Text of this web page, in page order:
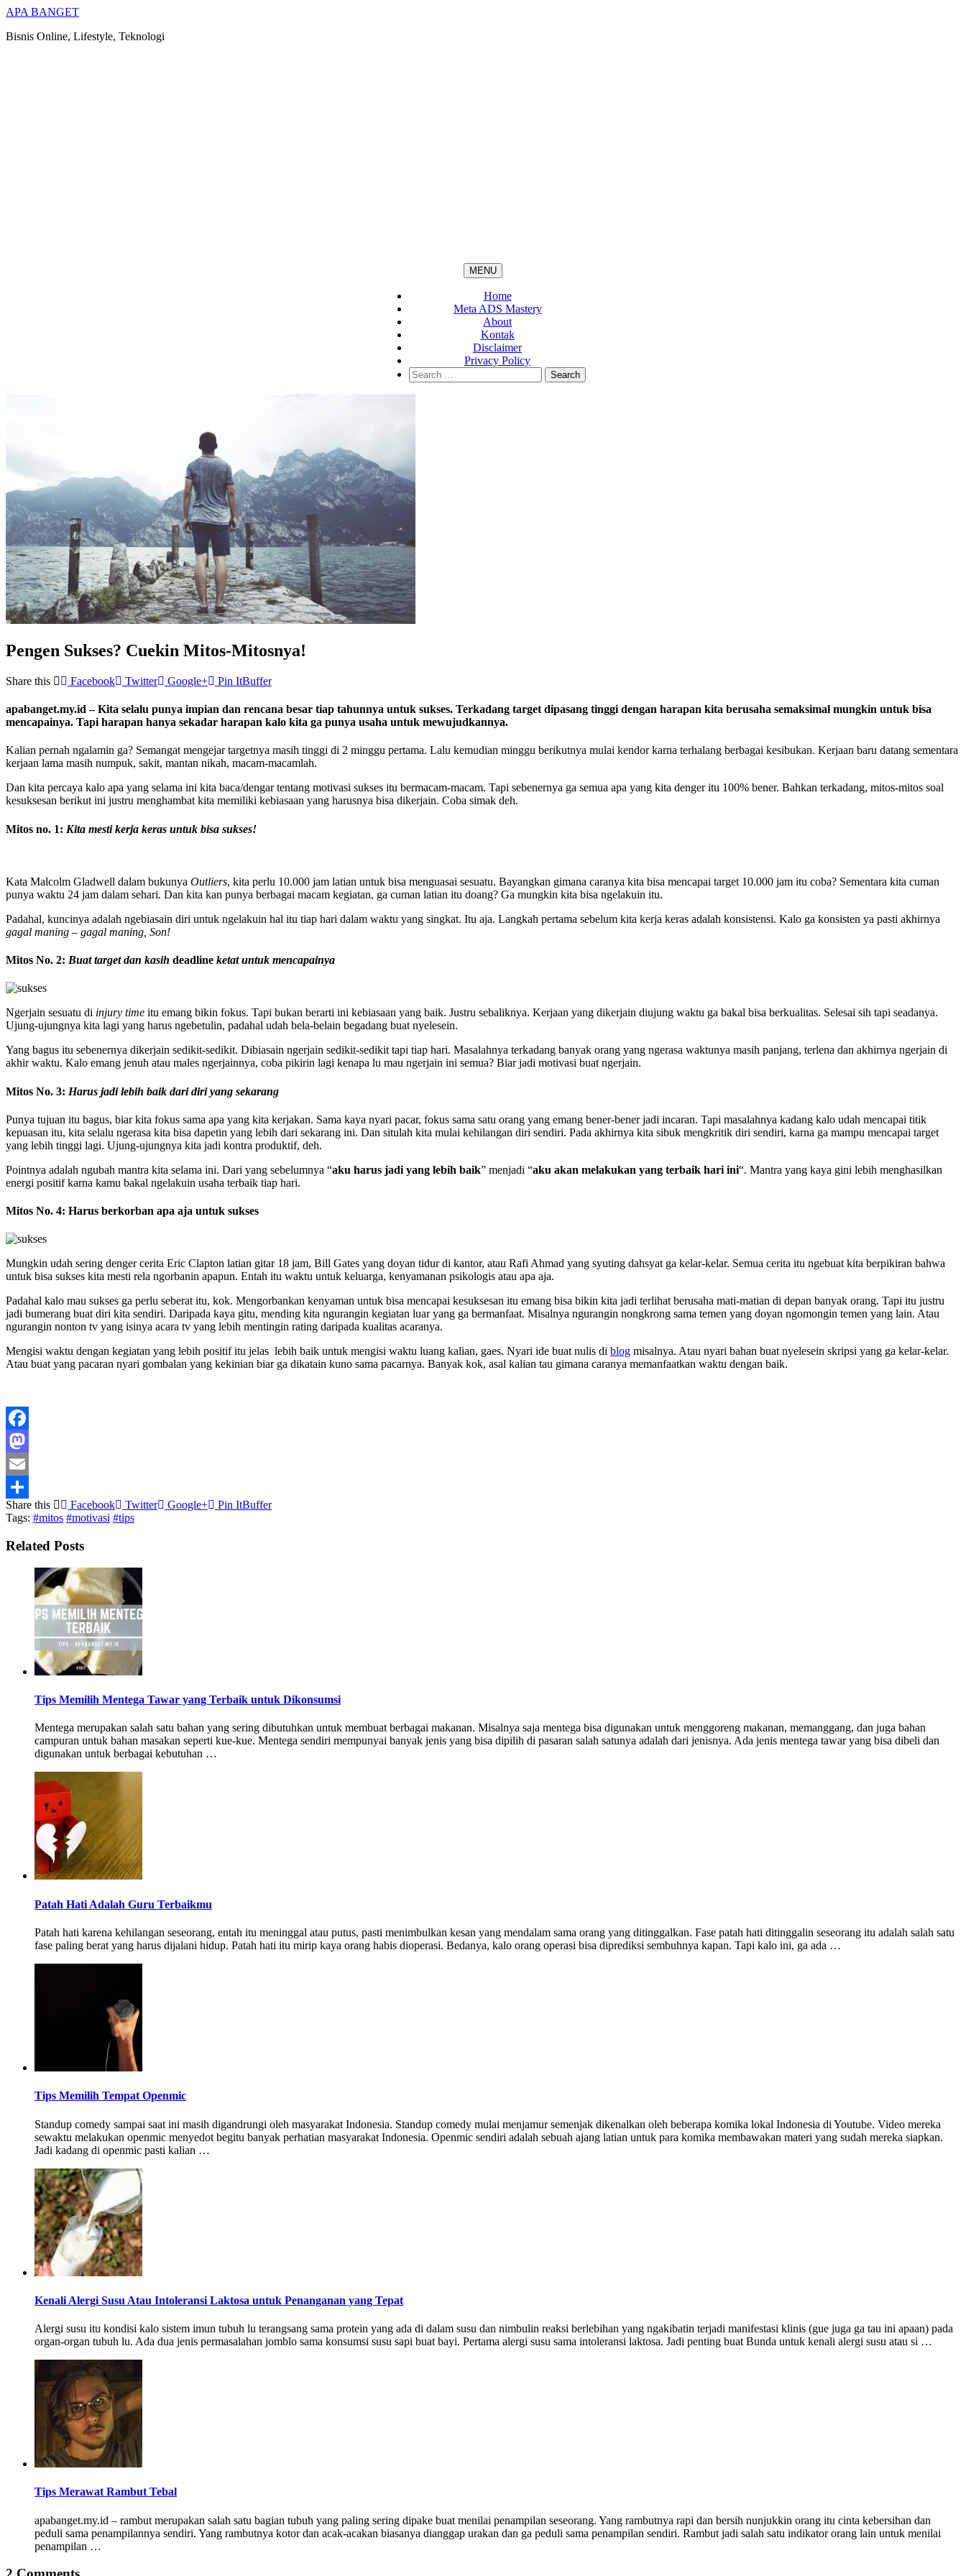
Skip
content
APA BANGET
Bisnis Online, Lifestyle, Teknologi
MENU
Home
Meta ADS Mastery
About
Kontak
Disclaimer
Privacy Policy
Search
for:
Pengen Sukses? Cuekin Mitos-Mitosnya!
Share this Facebook Twitter Google+ Pin ItBuffer
apabanget.my.id – Kita selalu punya impian dan rencana besar tiap tahunnya untuk sukses. Terkadang target dipasang tinggi dengan harapan kita berusaha semaksimal mungkin untuk bisa
mencapainya. Tapi harapan hanya sekadar harapan kalo kita ga punya usaha untuk mewujudkannya.
Kalian pernah ngalamin ga? Semangat mengejar targetnya masih tinggi di 2 minggu pertama. Lalu kemudian minggu berikutnya mulai kendor karna terhalang berbagai kesibukan. Kerjaan baru datang sementara
kerjaan lama masih numpuk, sakit, mantan nikah, macam-macamlah.
Dan kita percaya kalo apa yang selama ini kita baca/dengar tentang motivasi sukses itu bermacam-macam. Tapi sebenernya ga semua apa yang kita denger itu 100% bener. Bahkan terkadang, mitos-mitos soal
kesuksesan berikut ini justru menghambat kita memiliki kebiasaan yang harusnya bisa dikerjain. Coba simak deh.
Mitos no. 1: Kita mesti kerja keras untuk bisa sukses!
Kata Malcolm Gladwell dalam bukunya Outliers, kita perlu 10.000 jam latian untuk bisa menguasai sesuatu. Bayangkan gimana caranya kita bisa mencapai target 10.000 jam itu coba? Sementara kita cuman
punya waktu 24 jam dalam sehari. Dan kita kan punya berbagai macam kegiatan, ga cuman latian itu doang? Ga mungkin kita bisa ngelakuin itu.
Padahal, kuncinya adalah ngebiasain diri untuk ngelakuin hal itu tiap hari dalam waktu yang singkat. Itu aja. Langkah pertama sebelum kita kerja keras adalah konsistensi. Kalo ga konsisten ya pasti akhirnya
gagal maning – gagal maning, Son!
Mitos No. 2: Buat target dan kasih deadline ketat untuk mencapainya
Ngerjain sesuatu di injury time itu emang bikin fokus. Tapi bukan berarti ini kebiasaan yang baik. Justru sebaliknya. Kerjaan yang dikerjain diujung waktu ga bakal bisa berkualitas. Selesai sih tapi seadanya.
Ujung-ujungnya kita lagi yang harus ngebetulin, padahal udah bela-belain begadang buat nyelesein.
Yang bagus itu sebenernya dikerjain sedikit-sedikit. Dibiasain ngerjain sedikit-sedikit tapi tiap hari. Masalahnya terkadang banyak orang yang ngerasa waktunya masih panjang, terlena dan akhirnya ngerjain di
akhir waktu. Kalo emang jenuh atau males ngerjainnya, coba pikirin lagi kenapa lu mau ngerjain ini semua? Biar jadi motivasi buat ngerjain.
Mitos No. 3: Harus jadi lebih baik dari diri yang sekarang
Punya tujuan itu bagus, biar kita fokus sama apa yang kita kerjakan. Sama kaya nyari pacar, fokus sama satu orang yang emang bener-bener jadi incaran. Tapi masalahnya kadang kalo udah mencapai titik
kepuasan itu, kita selalu ngerasa kita bisa dapetin yang lebih dari sekarang ini. Dan situlah kita mulai kehilangan diri sendiri. Pada akhirnya kita sibuk mengkritik diri sendiri, karna ga mampu mencapai target
yang lebih tinggi lagi. Ujung-ujungnya kita jadi kontra produktif, deh.
Pointnya adalah ngubah mantra kita selama ini. Dari yang sebelumnya “aku harus jadi yang lebih baik” menjadi “aku akan melakukan yang terbaik hari ini“. Mantra yang kaya gini lebih menghasilkan
energi positif karna kamu bakal ngelakuin usaha terbaik tiap hari.
Mitos No. 4: Harus berkorban apa aja untuk sukses
Mungkin udah sering denger cerita Eric Clapton latian gitar 18 jam, Bill Gates yang doyan tidur di kantor, atau Rafi Ahmad yang syuting dahsyat ga kelar-kelar. Semua cerita itu ngebuat kita berpikiran bahwa
untuk bisa sukses kita mesti rela ngorbanin apapun. Entah itu waktu untuk keluarga, kenyamanan psikologis atau apa aja.
Padahal kalo mau sukses ga perlu seberat itu, kok. Mengorbankan kenyaman untuk bisa mencapai kesuksesan itu emang bisa bikin kita jadi terlihat berusaha mati-matian di depan banyak orang. Tapi itu justru
jadi bumerang buat diri kita sendiri. Daripada kaya gitu, mending kita ngurangin kegiatan luar yang ga bermanfaat. Misalnya ngurangin nongkrong sama temen yang doyan ngomongin temen yang lain. Atau
ngurangin nonton tv yang isinya acara tv yang lebih mentingin rating daripada kualitas acaranya.
Mengisi waktu dengan kegiatan yang lebih positif itu jelas lebih baik untuk mengisi waktu luang kalian, gaes. Nyari ide buat nulis di blog misalnya. Atau nyari bahan buat nyelesein skripsi yang ga kelar-kelar.
Atau buat yang pacaran nyari gombalan yang kekinian biar ga dikatain kuno sama pacarnya. Banyak kok, asal kalian tau gimana caranya memanfaatkan waktu dengan baik.
Facebook
Mastodon
Email
Share
Share this Facebook Twitter Google+ Pin ItBuffer
Tags: #mitos #motivasi #tips
Related Posts
Tips Memilih Mentega Tawar yang Terbaik untuk Dikonsumsi
Mentega merupakan salah satu bahan yang sering dibutuhkan untuk membuat berbagai makanan. Misalnya saja mentega bisa digunakan untuk menggoreng makanan, memanggang, dan juga bahan
campuran untuk bahan masakan seperti kue-kue. Mentega sendiri mempunyai banyak jenis yang bisa dipilih di pasaran salah satunya adalah dari jenisnya. Ada jenis mentega tawar yang bisa dibeli dan
digunakan untuk berbagai kebutuhan …
Patah Hati Adalah Guru Terbaikmu
Patah hati karena kehilangan seseorang, entah itu meninggal atau putus, pasti menimbulkan kesan yang mendalam sama orang yang ditinggalkan. Fase patah hati ditinggalin seseorang itu adalah salah satu
fase paling berat yang harus dijalani hidup. Patah hati itu mirip kaya orang habis dioperasi. Bedanya, kalo orang operasi bisa diprediksi sembuhnya kapan. Tapi kalo ini, ga ada …
Tips Memilih Tempat Openmic
Standup comedy sampai saat ini masih digandrungi oleh masyarakat Indonesia. Standup comedy mulai menjamur semenjak dikenalkan oleh beberapa komika lokal Indonesia di Youtube. Video mereka
sewaktu melakukan openmic menyedot begitu banyak perhatian masyarakat Indonesia. Openmic sendiri adalah sebuah ajang latian untuk para komika membawakan materi yang sudah mereka siapkan.
Jadi kadang di openmic pasti kalian …
Kenali Alergi Susu Atau Intoleransi Laktosa untuk Penanganan yang Tepat
Alergi susu itu kondisi kalo sistem imun tubuh lu terangsang sama protein yang ada di dalam susu dan nimbulin reaksi berlebihan yang ngakibatin terjadi manifestasi klinis (gue juga ga tau ini apaan) pada
organ-organ tubuh lu. Ada dua jenis permasalahan jomblo sama konsumsi susu sapi buat bayi. Pertama alergi susu sama intoleransi laktosa. Jadi penting buat Bunda untuk kenali alergi susu atau si …
Tips Merawat Rambut Tebal
apabanget.my.id – rambut merupakan salah satu bagian tubuh yang paling sering dipake buat menilai penampilan seseorang. Yang rambutnya rapi dan bersih nunjukkin orang itu cinta kebersihan dan
peduli sama penampilannya sendiri. Yang rambutnya kotor dan acak-acakan biasanya dianggap urakan dan ga peduli sama penampilan sendiri. Rambut jadi salah satu indikator orang lain untuk menilai
penampilan …